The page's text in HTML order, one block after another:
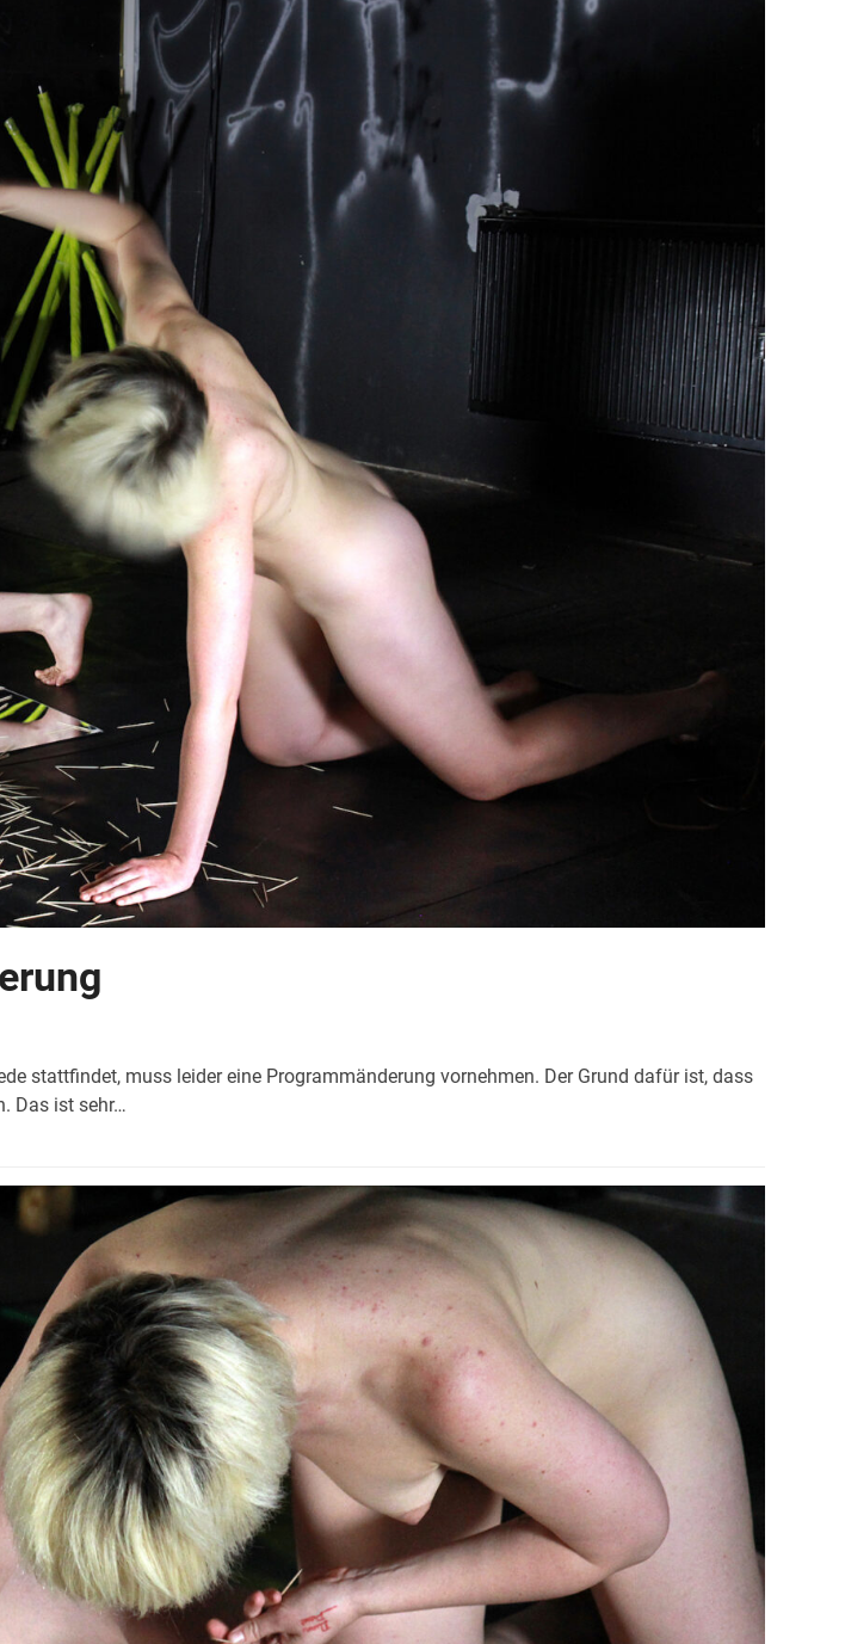
stattfindet, muss leider eine Programmänderung vornehmen. Der Grund dafür ist, dass
Das ist sehr…